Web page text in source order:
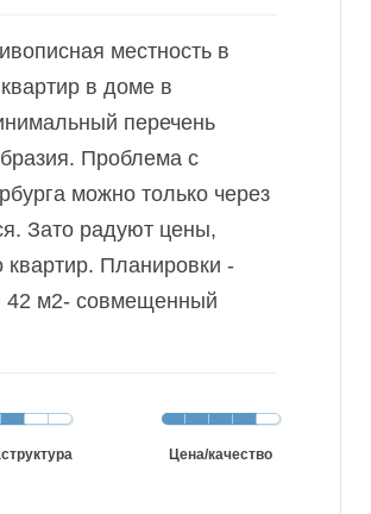
местность в
в доме в
перечень
Проблема с
можно только через
Зато радуют цены,
Планировки -
42 м2- совмещенный
Цена/качество